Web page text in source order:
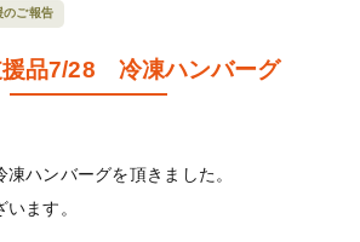
のご報告
援品7/28 冷凍ハンバーグ
ハンバーグを頂きました。
ます。